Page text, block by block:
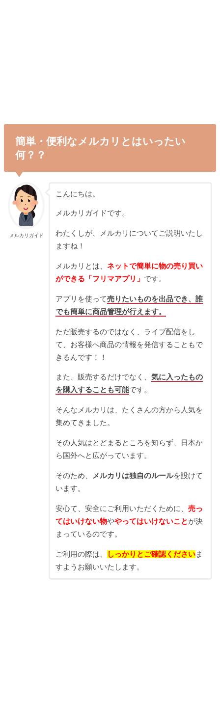
簡単・便利なメルカリとはいったい
何？？
メルカリガイド
こんにちは。
メルカリガイドです。
わたくしが、メルカリについてご説明いたし
ますね！
メルカリとは、 ネットで簡単に物の売り買い
ができる「フリマアプリ」 です。
アプリを使って売りたいものを出品でき、誰
でも簡単に商品管理が行えます。
ただ販売するのではなく、ライブ配信をし
て、お客様へ商品の情報を発信することもで
きるんです！！
また、販売するだけでなく、 気に入ったもの
を購入することも可能です。
そんなメルカリは、たくさんの方から人気を
集めてきました。
その人気はとどまるところを知らず、日本か
ら国外へと広がっています。
そのため、 メルカリは独自のルールを設けて
います。
安心て、安全にご利用いただくために、 売っ
てはいけない物ややってはいけないことが決
まっているのです。
ご利用の際は、 しっかりとご確認くださいま
すようお願いいたします。